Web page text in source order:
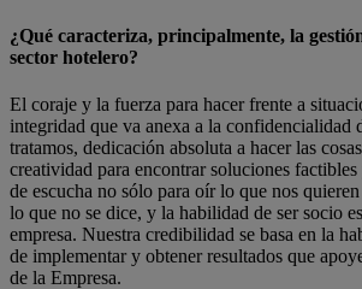
¿Qué caracteriza, principalmente, la
sector hotelero?
El coraje y la fuerza para hacer frente a
integridad que va anexa a la confidencialidad
tratamos, dedicación absoluta a hacer las
creatividad para encontrar soluciones
de escucha no sólo para oír lo que nos
lo que no se dice, y la habilidad de ser socio
empresa. Nuestra credibilidad se basa en la
de implementar y obtener resultados que
de la Empresa.